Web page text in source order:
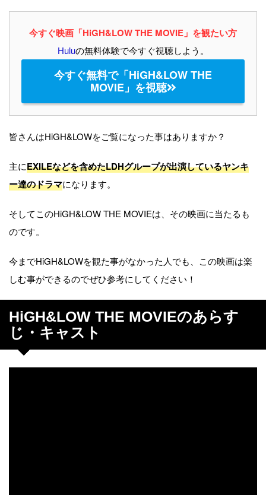
今すぐ映画「HiGH&LOW THE MOVIE」を観たい方
Huluの無料体験で今すぐ視聴しよう。
今すぐ無料で「HiGH&LOW THE
MOVIE」を視聴
皆さんはHiGH&LOWをご覧になった事はありますか？
主にEXILEなどを含めたLDHグループが出演しているヤンキ
ー達のドラマになります。
そしてこのHiGH&LOW THE MOVIEは、その映画に当たるも
のです。
今までHiGH&LOWを観た事がなかった人でも、この映画は楽
しむ事ができるのでぜひ参考にしてください！
HiGH&LOW THE MOVIEのあらす
じ・キャスト